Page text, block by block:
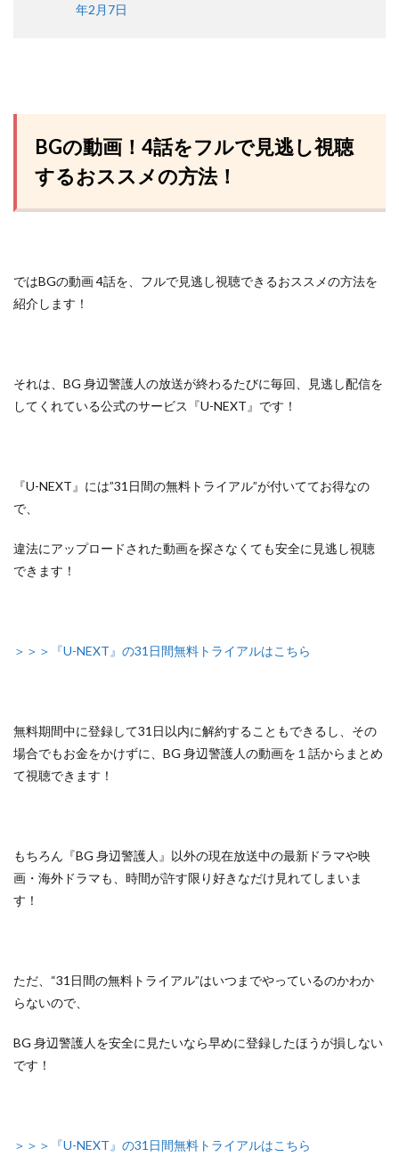
年2月7日
BGの動画！4話をフルで見逃し視聴
するおススメの方法！
ではBGの動画 4話を、フルで見逃し視聴できるおススメの方法を
紹介します！
それは、BG 身辺警護人の放送が終わるたびに毎回、見逃し配信を
してくれている公式のサービス『U-NEXT』 です！
『U-NEXT』には”31日間の無料トライアル”が付いててお得なの
で、
違法にアップロードされた動画を探さなくても安全に見逃し視聴
できます！
＞＞＞『U-NEXT』の31日間無料トライアルはこちら
無料期間中に登録して31日以内に解約することもできるし、 その
場合でもお金をかけずに、BG 身辺警護人の動画を１話からまとめ
て視聴できます！
もちろん『BG 身辺警護人』以外の現在放送中の最新ドラマや映
画・海外ドラマも、 時間が許す限り好きなだけ見れてしまいま
す！
ただ、 “31日間の無料トライアル”はいつまでやっているのかわか
らないので、
BG 身辺警護人を安全に見たいなら早めに登録したほうが損しない
です！
＞＞＞『U-NEXT』の31日間無料トライアルはこちら